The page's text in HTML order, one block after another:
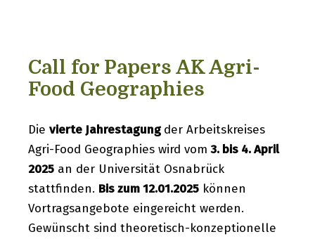
Call for Papers AK Agri-
Food Geographies
Die vierte Jahrestagungder Arbeitskreises
Agri-Food Geographies wird vom3. bis 4. April
2025 an der Universität Osnabrück
stattfinden. Bis zum 12.01.2025 können
Vortragsangebote eingereicht werden.
Gewünscht sind theoretisch-konzeptionelle